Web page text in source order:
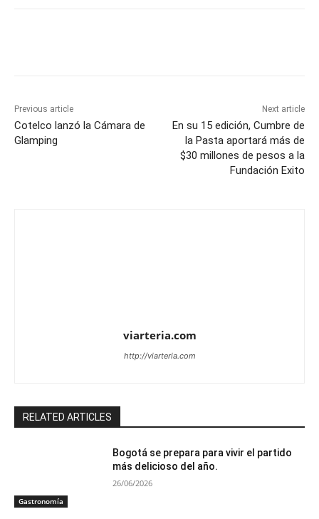
Previous article
Cotelco lanzó la Cámara de
Glamping
Next article
En su 15 edición, Cumbre de
la Pasta aportará más de
$30 millones de pesos a la
Fundación Exito
viarteria.com
http://viarteria.com
RELATED ARTICLES
Gastronomía
Bogotá se prepara para vivir el partido
más delicioso del año.
26/06/2026